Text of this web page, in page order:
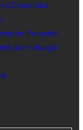
Dialektika
Penyakit
sebagai